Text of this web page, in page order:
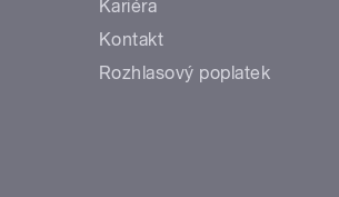
Kariéra
Kontakt
Rozhlasový poplatek